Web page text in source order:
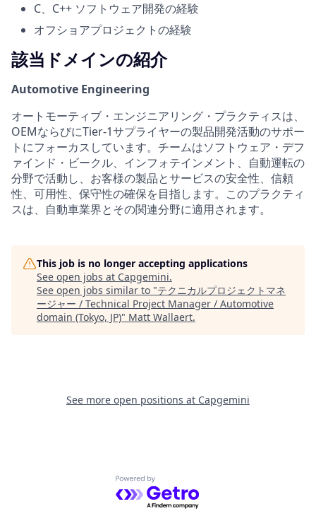
C、C++ ソフトウェア開発の経験
オフショアプロジェクトの経験
該当ドメインの紹介
Automotive Engineering
オートモーティブ・エンジニアリング・プラクティスは、
OEMならびにTier-1サプライヤーの製品開発活動のサポー
トにフォーカスしています。チームはソフトウェア・デフ
ァインド・ビークル、インフォテインメント、自動運転の
分野で活動し、お客様の製品とサービスの安全性、信頼
性、可用性、保守性の確保を目指します。このプラクティ
スは、自動車業界とその関連分野に適用されます。
This job is no longer accepting applications
See open jobs at Capgemini.
See open jobs similar to "テクニカルプロジェクトマネ
ージャー / Technical Project Manager / Automotive
domain (Tokyo, JP)" Matt Wallaert.
See more open positions at Capgemini
Powered by Getro.com